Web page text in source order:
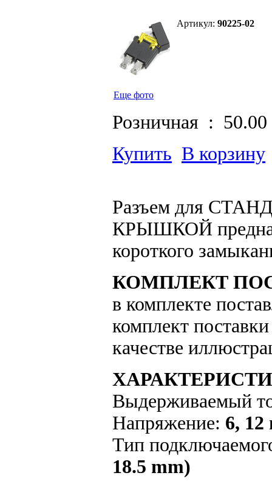
Еще фото
Артикул: 90225-02
Розничная : 50.00
Купить В корзину
Разъем для
КРЫШКОЙ
короткого
КОМПЛЕКТ
в комплекте
комплект
качестве
Выдерживаемый
Напряжение: 6, 12
Тип
18.5 mm)